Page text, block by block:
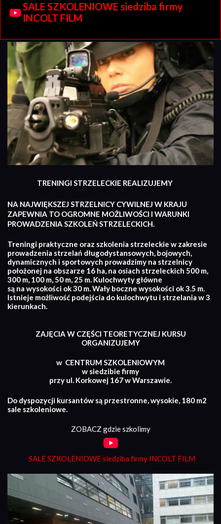
SALE SZKOLENIOWE siedziba firmy
INCOLT FILM
TRENINGI STRZELECKIE REALIZUJEMY
NA NAJWIĘKSZEJ STRZELNICY CYWILNEJ W KRAJU
ZAPEWNIA TO OGROMNE MOŻLIWOŚCI I WARUNKI
PROWADZENIA SZKOLEŃ STRZELECKICH.
Treningi praktyczne oraz szkolenia strzeleckie w zakresie
prowadzenia strzelań długodystansowych, bojowych,
dynamicznych i sportowych prowadzimy na strzelnicy
położonej na obszarze 16 ha, na osiach strzeleckich 500 m,
300 m, 100 m, 50 m, 25 m. Kulochwyty główne
są na wysokości ok 30 m. Wały boczne wysokości ok 3.5 m.
Istnieje możliwość podejścia do kulochwytu i strzelania w 3
kierunkach.
ZAJĘCIA W CZĘŚCI TEORETYCZNEJ KURSU
ORGANIZUJEMY
w CENTRUM SZKOLENIOWYM
w siedzibie firmy
przy ul. Korkowej 167 w Warszawie.
Do dyspozycji kursantów są przestronne, wysokie, 180 m2
sale szkoleniowe.
ZOBACZ gdzie szkolimy
SALE SZKOLENIOWE siedziba firmy INCOLT FILM